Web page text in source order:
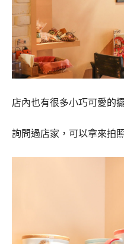
店內也有很多小巧可愛的
詢問過店家，可以拿來拍